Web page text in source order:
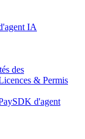
IA
des
& Permis
SDK d'agent